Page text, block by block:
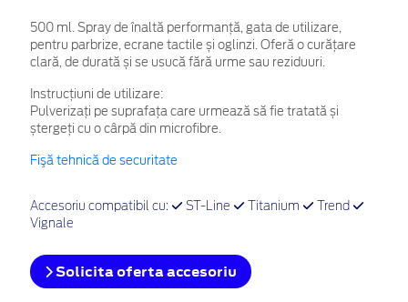
500 ml. Spray de înaltă performanță, gata de utilizare,
pentru parbrize, ecrane tactile și oglinzi. Oferă o curățare
clară, de durată și se usucă fără urme sau reziduuri.
Instrucțiuni de utilizare:
Pulverizați pe suprafața care urmează să fie tratată și
ștergeți cu o cârpă din microfibre.
Fişă tehnică de securitate
Accesoriu compatibil cu: ST-Line Titanium
Trend
Vignale
Solicita oferta accesoriu